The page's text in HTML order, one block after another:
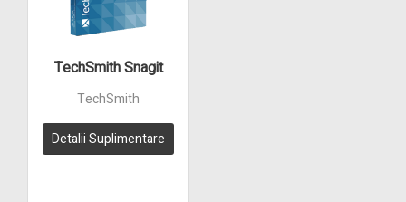
TechSmith Snagit
TechSmith
Detalii Suplimentare